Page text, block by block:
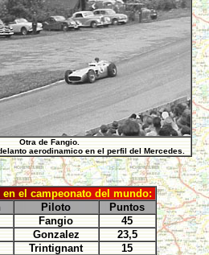
Otra de Fangio.
aerodinamico en el perfil del Mercedes.
en el campeonato del mundo:
Piloto
Puntos
Fangio
45
Gonzalez
23,5
Trintignant
15